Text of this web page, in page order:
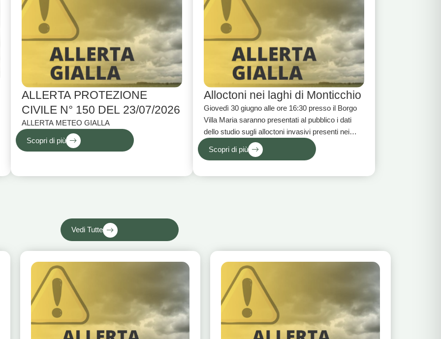
ALLERTA PROTEZIONE
CIVILE N° 150 DEL 23/07/2026
ALLERTA METEO GIALLA
Scopri di più
Alloctoni nei laghi di Monticchio​
Giovedì 30 giugno alle ore 16:30 presso il Borgo
Villa Maria saranno presentati al pubblico i dati
dello studio sugli alloctoni invasivi presenti nei
laghi di Monticchio.
Scopri di più
Vedi Tutte